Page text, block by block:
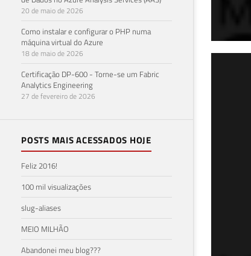
20 de maio de 2026
Como instalar e configurar o PHP numa
máquina virtual do Azure
18 de maio de 2026
Certificação DP-600 - Torne-se um Fabric
Analytics Engineering
27 de fevereiro de 2026
POSTS MAIS ACESSADOS HOJE
Feliz 2016!
100 mil visualizações
slug-aliases
MEIO MILHÃO
Abandonei meu blog???